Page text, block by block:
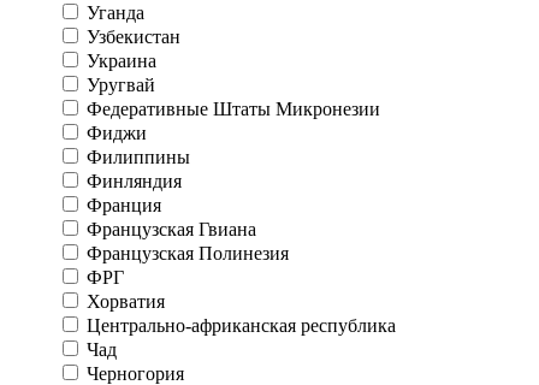
Уганда
Узбекистан
Украина
Уругвай
Федеративные Штаты Микронезии
Фиджи
Филиппины
Финляндия
Франция
Французская Гвиана
Французская Полинезия
ФРГ
Хорватия
Центрально-африканская республика
Чад
Черногория